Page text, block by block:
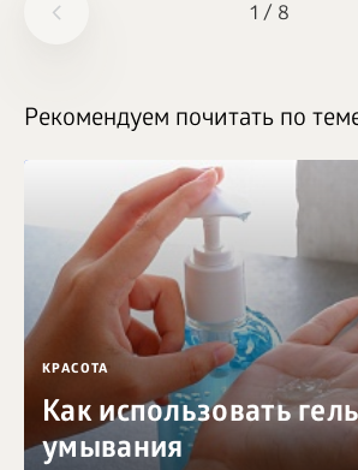
1 / 8
Рекомендуем почитать по
КРАСОТА
Как использовать
умывания